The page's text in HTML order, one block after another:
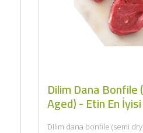
Dilim Dana Bonfile
Aged) - Etin En İyisi
Dilim dana bonfile (semi dry